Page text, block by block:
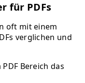
für PDFs
oft mit einem
verglichen und
Bereich das